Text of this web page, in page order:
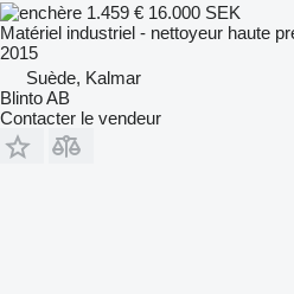
1.459 € 16.000 SEK
Matériel industriel - nettoyeur haute
2015
Suède, Kalmar
Blinto AB
Contacter le vendeur